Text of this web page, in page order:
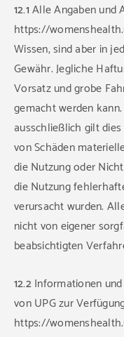
12.1Alle Angaben und
https://
Wissen, sind aber in
Gewähr. Jegliche
Vorsatz und grobe
gemacht werden
ausschließlich gilt
von Schäden
die Nutzung oder
die Nutzung
verursacht wurden.
nicht von eigener
beabsichtigten
12.2Informationen und
von UPG zur
https://